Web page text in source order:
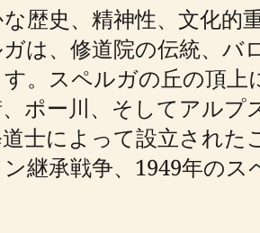
歴史、精神性、文化
は、修道院の伝統、
。スペルガの丘の頂
ポー川、そしてアルプ
士によって設立され
継承戦争、1949年の